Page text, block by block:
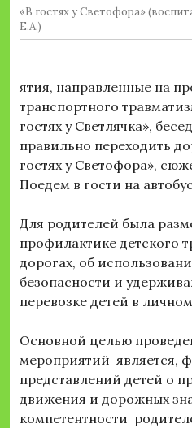
«В гостях у Светофора»
Е.А.)
ятия, направленные на
транспортного
гостях у Светлячка»,
правильно переходить
гостях у Светофора»,
Поедем в гости на
Для родителей была
профилактике детского
дорогах, об
безопасности и
перевозке детей в
Основной целью
мероприятий является,
представлений детей о
движения и дорожных
компетентности